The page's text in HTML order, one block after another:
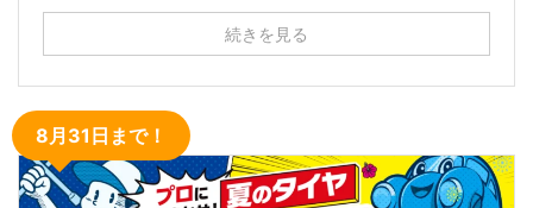
続きを見る
8月31日まで！